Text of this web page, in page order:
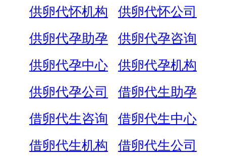
供卵代怀机构
供卵代怀公司
供卵代孕助孕
供卵代孕咨询
供卵代孕中心
供卵代孕机构
供卵代孕公司
借卵代生助孕
借卵代生咨询
借卵代生中心
借卵代生机构
借卵代生公司